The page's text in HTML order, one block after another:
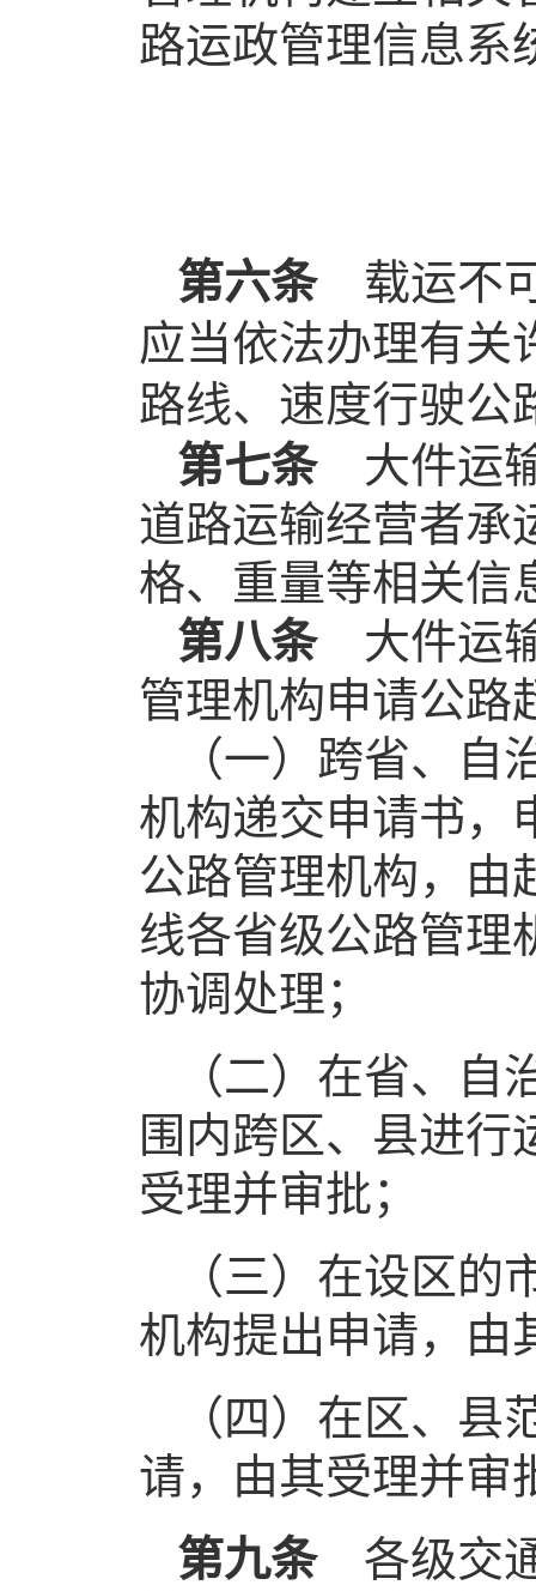
路运政管理信息系
第六条载运不可
应当依法办理有关
路线、速度行驶公
第七条大件运输
道路运输经营者承
格、重量等相关信
第八条大件运输
管理机构申请公路
（一）跨省、
机构递交申请书，
公路管理机构，由
线各省级公路管理
协调处理；
（二）在省、
围内跨区、县进行
受理并审批；
（三）在设区
机构提出申请，由
（四）在区、
请，由其受理并审
第九条 各级交